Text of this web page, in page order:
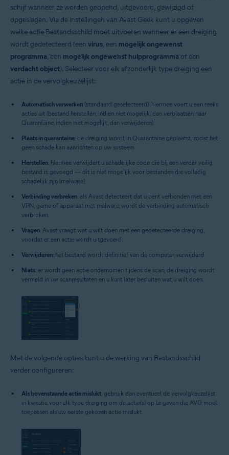
schijf wanneer ze worden geopend, uitgevoerd, gewijzigd of
opgeslagen. Via de instellingen van Avast Geek kunt u opgeven
welke actie Bestandsschild moet uitvoeren wanneer er een dreiging
wordt gedetecteerd (een virus, een mogelijk ongewenst
programma, een mogelijk ongewenst hulpprogramma of een
verdacht object). Selecteer voor elk afzonderlijk type dreiging een
actie in de vervolgkeuzelijst:
Automatisch verwerken (standaard geselecteerd): hiermee voert u een reeks
acties uit (bestand herstellen; indien niet mogelijk, dan verplaatsen naar
Quarantaine, indien niet mogelijk, dan verwijderen).
Plaats in quarantaine: de dreiging wordt in Quarantaine geplaatst, zodat het
geen schade kan aanrichten op uw systeem.
Herstellen: hiermee verwijdert u schadelijke code die bij een verder veilig
bestand is gevoegd — dit is niet mogelijk voor bestanden die volledig
schadelijk zijn (malware).
Verbinding verbreken: als Avast detecteert dat u bent verbonden met een
VPN, game of apparaat met malware, wordt de verbinding automatisch
verbroken.
Vragen: Avast vraagt wat u wilt doen met een gedetecteerde dreiging,
voordat er een actie wordt uitgevoerd.
Verwijderen: het bestand wordt definitief van de computer verwijderd.
Niets: er wordt geen actie ondernomen tijdens de scan; de dreiging wordt
vermeld in uw scanresultaten en u kunt later besluiten wat u wilt doen.
Met de volgende opties kunt u de werking van Bestandsschild
verder configureren:
Als bovenstaande actie mislukt: gebruik dan eventueel de vervolgkeuzelijst
in kwestie voor elk type dreiging om de actie(s) op te geven die AVG moet
toepassen als uw eerste gekozen actie mislukt.